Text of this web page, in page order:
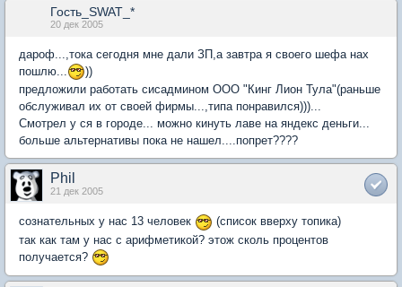
Гость_SWAT_*
20 дек 2005
дароф...,тока сегодня мне дали ЗП,а завтра я своего шефа нах
пошлю...
))
предложили работать сисадмином ООО "Кинг Лион Тула"(раньше
обслуживал их от своей фирмы...,типа понравился)))...
Смотрел у ся в городе... можно кинуть лаве на яндекс деньги...
больше альтернативы пока не нашел....попрет????
Phil
21 дек 2005
сознательных у нас 13 человек
(список вверху топика)
так как там у нас с арифметикой? этож сколь процентов
получается?